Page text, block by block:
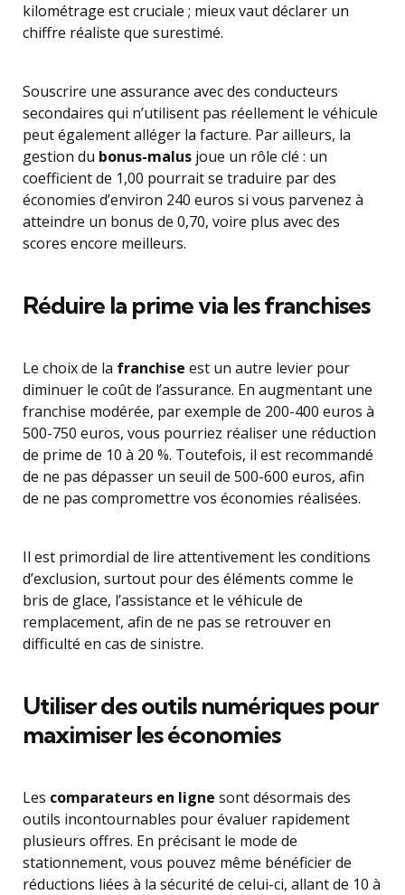
kilométrage est cruciale ; mieux vaut déclarer un
chiffre réaliste que surestimé.
Souscrire une assurance avec des conducteurs
secondaires qui n’utilisent pas réellement le véhicule
peut également alléger la facture. Par ailleurs, la
gestion du bonus-malus joue un rôle clé : un
coefficient de 1,00 pourrait se traduire par des
économies d’environ 240 euros si vous parvenez à
atteindre un bonus de 0,70, voire plus avec des
scores encore meilleurs.
Réduire la prime via les franchises
Le choix de la franchise est un autre levier pour
diminuer le coût de l’assurance. En augmentant une
franchise modérée, par exemple de 200-400 euros à
500-750 euros, vous pourriez réaliser une réduction
de prime de 10 à 20 %. Toutefois, il est recommandé
de ne pas dépasser un seuil de 500-600 euros, afin
de ne pas compromettre vos économies réalisées.
Il est primordial de lire attentivement les conditions
d’exclusion, surtout pour des éléments comme le
bris de glace, l’assistance et le véhicule de
remplacement, afin de ne pas se retrouver en
difficulté en cas de sinistre.
Utiliser des outils numériques pour
maximiser les économies
Les comparateurs en ligne sont désormais des
outils incontournables pour évaluer rapidement
plusieurs offres. En précisant le mode de
stationnement, vous pouvez même bénéficier de
réductions liées à la sécurité de celui-ci, allant de 10 à